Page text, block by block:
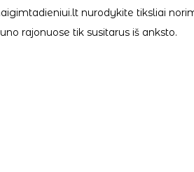
nurodykite tiksliai
rajonuose tik susitarus iš anksto.